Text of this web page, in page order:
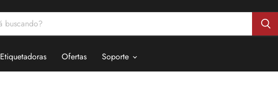
Etiquetadoras Ofertas Soporte